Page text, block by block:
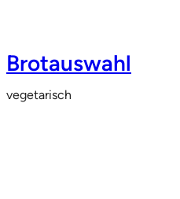
Brotauswahl
vegetarisch